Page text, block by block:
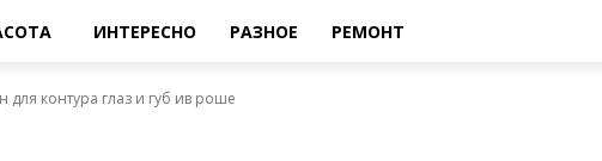
ИНТЕРЕСНО РАЗНОЕ РЕМОНТ
контура глаз и губ ив роше